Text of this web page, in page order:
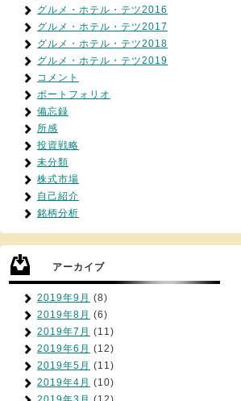
グルメ・ホテル・テツ2016
グルメ・ホテル・テツ2017
グルメ・ホテル・テツ2018
グルメ・ホテル・テツ2019
コメント
ポートフォリオ
備忘録
所感
投資戦略
未分類
株式市場
自己紹介
銘柄分析
アーカイブ
2019年9月 (8)
2019年8月 (6)
2019年7月 (11)
2019年6月 (12)
2019年5月 (11)
2019年4月 (10)